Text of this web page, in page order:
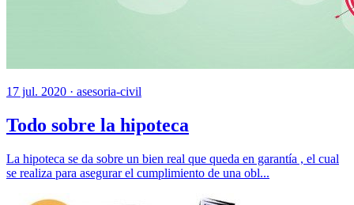
17 jul. 2020 · asesoria-civil
Todo sobre la hipoteca
La hipoteca se da sobre un bien real que queda en garantía , el cual
se realiza para asegurar el cumplimiento de una obl...